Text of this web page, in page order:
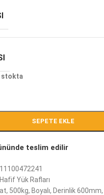
stokta
SEPETE EKLE
Hafif Yük Rafları
, 500kg, Boyalı, Derinlik 600mm,